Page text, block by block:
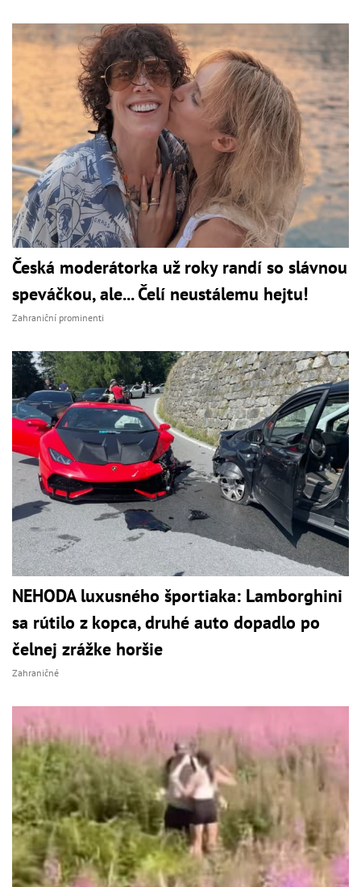
Česká moderátorka už roky randí so slávnou
speváčkou, ale... Čelí neustálemu hejtu!
Zahraniční prominenti
NEHODA luxusného športiaka: Lamborghini
sa rútilo z kopca, druhé auto dopadlo po
čelnej zrážke horšie
Zahraničné